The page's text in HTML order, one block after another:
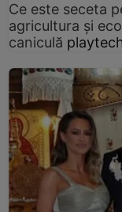
Ce este seceta
agricultura și
caniculă